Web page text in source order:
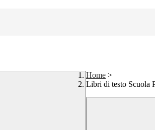
Home >
Libri di testo Scuola